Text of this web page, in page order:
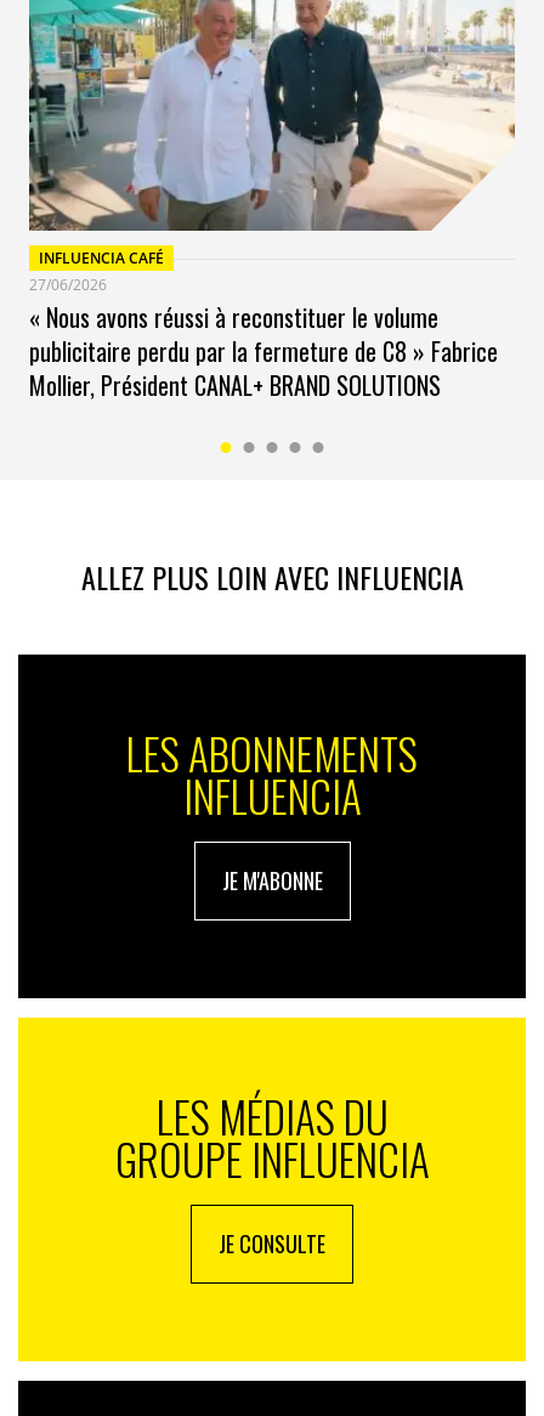
INFLUENCIA CAFÉ
27/06/2026
« Nous avons réussi à reconstituer le volume
publicitaire perdu par la fermeture de C8 » Fabrice
Mollier, Président CANAL+ BRAND SOLUTIONS
ALLEZ PLUS LOIN AVEC INFLUENCIA
LES ABONNEMENTS
INFLUENCIA
JE M'ABONNE
LES MÉDIAS DU
GROUPE INFLUENCIA
JE CONSULTE